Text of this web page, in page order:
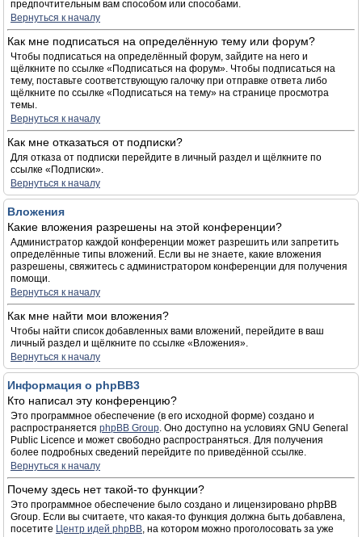
предпочтительным вам способом или способами.
Вернуться к началу
Как мне подписаться на определённую тему или форум?
Чтобы подписаться на определённый форум, зайдите на него и
щёлкните по ссылке «Подписаться на форум». Чтобы подписаться на
тему, поставьте соответствующую галочку при отправке ответа либо
щёлкните по ссылке «Подписаться на тему» на странице просмотра
темы.
Вернуться к началу
Как мне отказаться от подписки?
Для отказа от подписки перейдите в личный раздел и щёлкните по
ссылке «Подписки».
Вернуться к началу
Вложения
Какие вложения разрешены на этой конференции?
Администратор каждой конференции может разрешить или запретить
определённые типы вложений. Если вы не знаете, какие вложения
разрешены, свяжитесь с администратором конференции для получения
помощи.
Вернуться к началу
Как мне найти мои вложения?
Чтобы найти список добавленных вами вложений, перейдите в ваш
личный раздел и щёлкните по ссылке «Вложения».
Вернуться к началу
Информация о phpBB3
Кто написал эту конференцию?
Это программное обеспечение (в его исходной форме) создано и
распространяется phpBB Group. Оно доступно на условиях GNU General
Public Licence и может свободно распространяться. Для получения
более подробных сведений перейдите по приведённой ссылке.
Вернуться к началу
Почему здесь нет такой-то функции?
Это программное обеспечение было создано и лицензировано phpBB
Group. Если вы считаете, что какая-то функция должна быть добавлена,
посетите Центр идей phpBB, на котором можно проголосовать за уже